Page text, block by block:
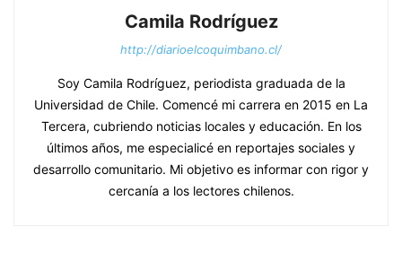
Camila Rodríguez
http://diarioelcoquimbano.cl/
Soy Camila Rodríguez, periodista graduada de la
Universidad de Chile. Comencé mi carrera en 2015 en La
Tercera, cubriendo noticias locales y educación. En los
últimos años, me especialicé en reportajes sociales y
desarrollo comunitario. Mi objetivo es informar con rigor y
cercanía a los lectores chilenos.